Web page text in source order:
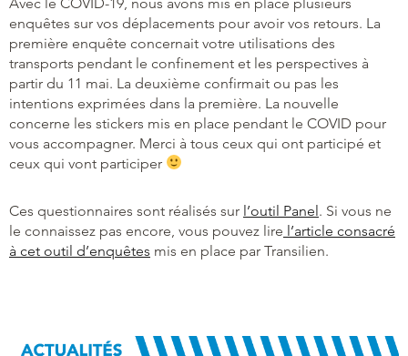
enquêtes sur vos déplacements pour avoir vos retours. La
première enquête concernait votre utilisations des
transports pendant le confinement et les perspectives à
partir du 11 mai. La deuxième confirmait ou pas les
intentions exprimées dans la première. La nouvelle
concerne les stickers mis en place pendant le COVID pour
vous accompagner. Merci à tous ceux qui ont participé et
ceux qui vont participer
Ces questionnaires sont réalisés sur l’outil Panel. Si vous ne
le connaissez pas encore, vous pouvez lire l’article consacré
à cet outil d’enquêtes mis en place par Transilien.